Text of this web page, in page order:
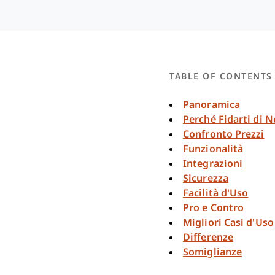
TABLE OF CONTENTS
Panoramica
Perché Fidarti di
Confronto Prezzi
Funzionalità
Integrazioni
Sicurezza
Facilità d'Uso
Pro e Contro
Migliori Casi d'Uso
Differenze
Somiglianze